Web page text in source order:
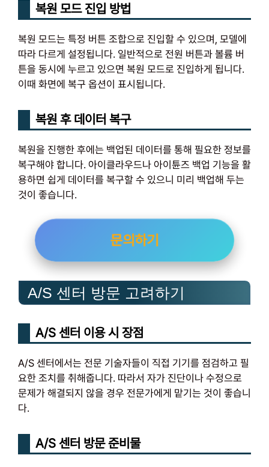
복원 모드 진입 방법
복원 모드는 특정 버튼 조합으로 진입할 수 있으며, 모델에
따라 다르게 설정됩니다. 일반적으로 전원 버튼과 볼륨 버
튼을 동시에 누르고 있으면 복원 모드로 진입하게 됩니다.
이때 화면에 복구 옵션이 표시됩니다.
복원 후 데이터 복구
복원을 진행한 후에는 백업된 데이터를 통해 필요한 정보를
복구해야 합니다. 아이클라우드나 아이튠즈 백업 기능을 활
용하면 쉽게 데이터를 복구할 수 있으니 미리 백업해 두는
것이 좋습니다.
문의하기
A/S 센터 방문 고려하기
A/S 센터 이용 시 장점
A/S 센터에서는 전문 기술자들이 직접 기기를 점검하고 필
요한 조치를 취해줍니다. 따라서 자가 진단이나 수정으로
문제가 해결되지 않을 경우 전문가에게 맡기는 것이 좋습니
다.
A/S 센터 방문 준비물